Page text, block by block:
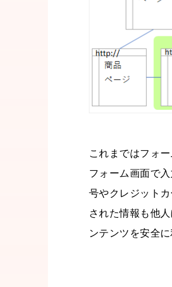
これまではフォ
フォーム画面で
号やクレジット
された情報も他
ンテンツを安全